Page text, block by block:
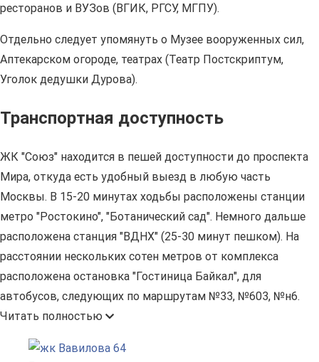
ресторанов и ВУЗов (ВГИК, РГСУ, МГПУ).
Отдельно следует упомянуть о Музее вооруженных сил,
Аптекарском огороде, театрах (Театр Постскриптум,
Уголок дедушки Дурова).
Транспортная доступность
ЖК "Союз" находится в пешей доступности до проспекта
Мира, откуда есть удобный выезд в любую часть
Москвы. В 15-20 минутах ходьбы расположены станции
метро "Ростокино", "Ботанический сад". Немного дальше
расположена станция "ВДНХ" (25-30 минут пешком). На
расстоянии нескольких сотен метров от комплекса
расположена остановка "Гостиница Байкал", для
автобусов, следующих по маршрутам №33, №603, №н6.
Читать полностью